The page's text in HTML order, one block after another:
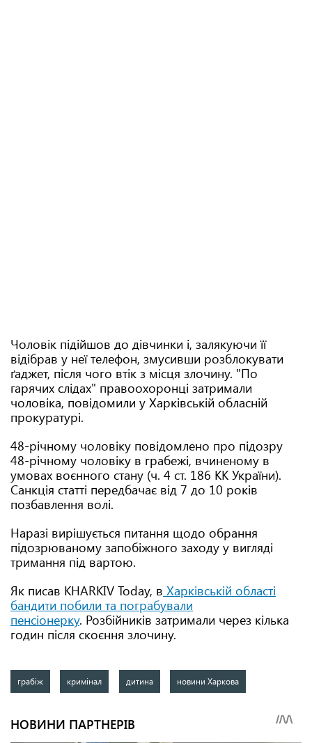
Чоловік підійшов до дівчинки і, залякуючи її
відібрав у неї телефон, змусивши розблокувати
ґаджет, після чого втік з місця злочину. "По
гарячих слідах" правоохоронці затримали
чоловіка, повідомили у Харківській обласній
прокуратурі.
48-річному чоловіку повідомлено про підозру
48-річному чоловіку в грабежі, вчиненому в
умовах воєнного стану (ч. 4 ст. 186 КК України).
Санкція статті передбачає від 7 до 10 років
позбавлення волі.
Наразі вирішується питання щодо обрання
підозрюваному запобіжного заходу у вигляді
тримання під вартою.
Як писав KHARKIV Today, в Харківській області
бандити побили та пограбували
пенсіонерку. Розбійників затримали через кілька
годин після скоєння злочину.
грабіж кримінал дитина новини Харкова